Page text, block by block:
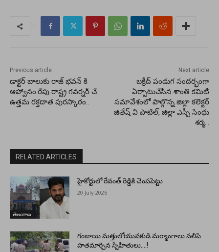
Previous article
డాక్టర్ బాలుకు రాజ్ భవన్ కి
ఆహ్వానం.రేపు రాష్ట్ర గవర్నర్ చే
ఉత్తమ రక్తదాత పురస్కారం..
Next article
బక్రీద్ పండుగ సందర్భంగా
ఏర్పాటుచేసిన శాంతి కమిటీ
సమావేశంలో పాల్గొన్న జిల్లా కలెక్టర్
జితేష్ వి పాటిల్, జిల్లా ఎస్పీ సింధు
శర్మ…
RELATED ARTICLES
తెలంగాణ
హైకోర్టులో రేవంత్ రెడ్డికి చెంపపెట్టు
20 July 2026
గంజాయి మత్తులోయువకుడి మర్మాంగాలు నలిపి
హతమార్చిన స్నేహితులు….!